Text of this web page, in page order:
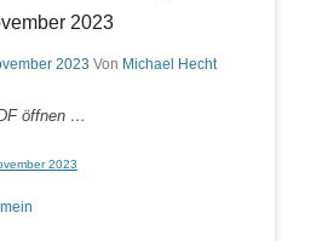
2023
2023 Von Michael Hecht
öffnen …
2023